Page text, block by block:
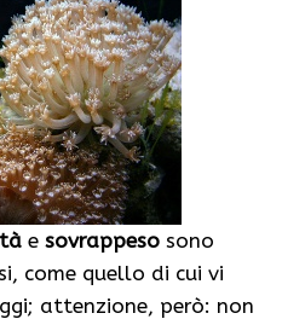
e sovrappeso sono
come quello di cui vi
attenzione, però: non